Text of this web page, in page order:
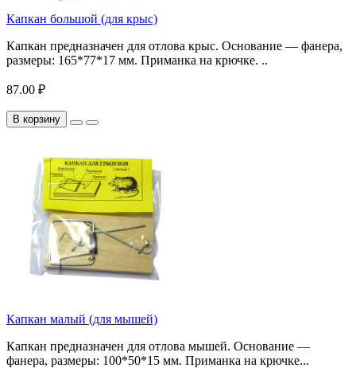
Капкан большой (для крыс)
Капкан предназначен для отлова крыс. Основание — фанера,
размеры: 165*77*17 мм. Приманка на крючке. ..
87.00 ₽
В корзину
Капкан малый (для мышей)
Капкан предназначен для отлова мышей. Основание —
фанера, размеры: 100*50*15 мм. Приманка на крючке...